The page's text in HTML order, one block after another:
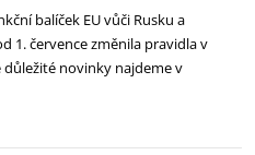
balíček EU vůči Rusku a
1. července změnila pravidla v
důležité novinky najdeme v